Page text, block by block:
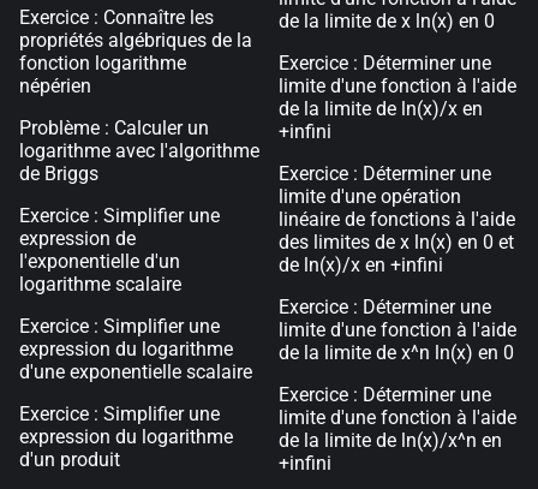
Exercice : Connaître les
propriétés algébriques de la
fonction logarithme
népérien
Problème : Calculer un
logarithme avec l'algorithme
de Briggs
Exercice : Simplifier une
expression de
l'exponentielle d'un
logarithme scalaire
Exercice : Simplifier une
expression du logarithme
d'une exponentielle scalaire
Exercice : Simplifier une
expression du logarithme
d'un produit
de la limite de x ln(x) en 0
Exercice : Déterminer une
limite d'une fonction à l'aide
de la limite de ln(x)/x en
+infini
Exercice : Déterminer une
limite d'une opération
linéaire de fonctions à l'aide
des limites de x ln(x) en 0 et
de ln(x)/x en +infini
Exercice : Déterminer une
limite d'une fonction à l'aide
de la limite de x^n ln(x) en 0
Exercice : Déterminer une
limite d'une fonction à l'aide
de la limite de ln(x)/x^n en
+infini